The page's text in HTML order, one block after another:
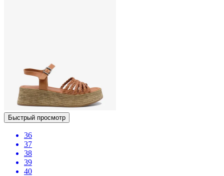
Быстрый просмотр
36
37
38
39
40